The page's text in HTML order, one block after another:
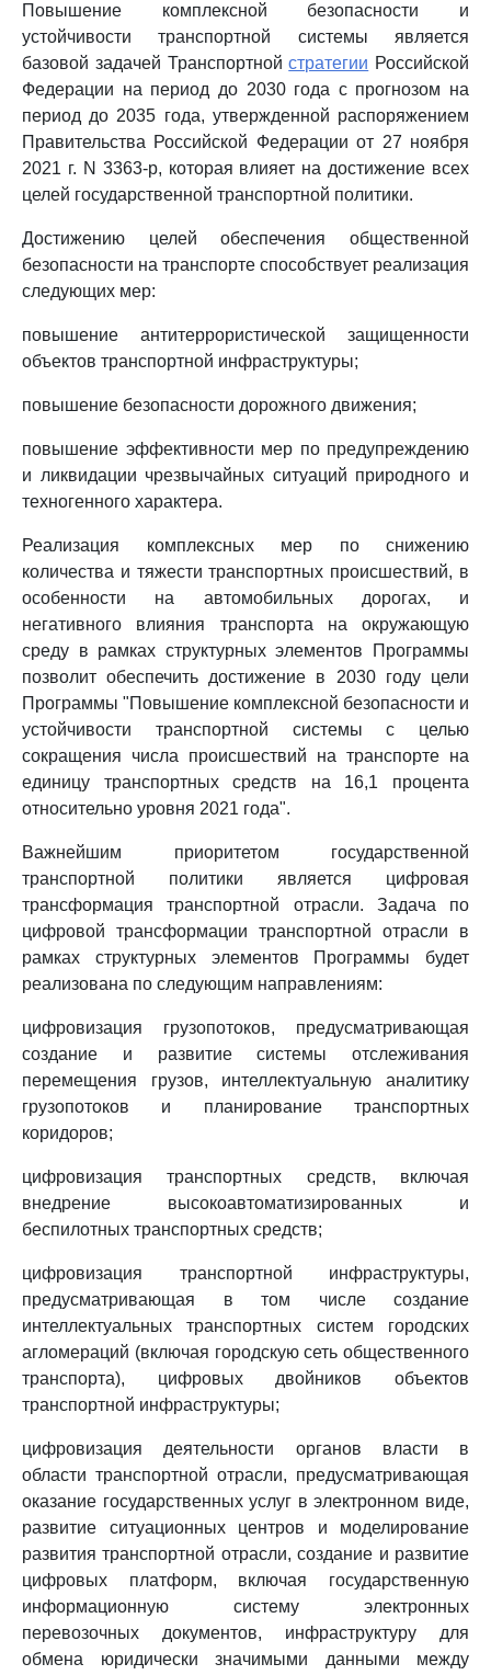
Повышение комплексной безопасности и
устойчивости транспортной системы является
базовой задачей Транспортнойстратегии Российской
Федерации на период до 2030 года с прогнозом на
период до 2035 года, утвержденной распоряжением
Правительства Российской Федерации от 27 ноября
2021 г. N 3363-р, которая влияет на достижение всех
целей государственной транспортной политики.
Достижению целей обеспечения общественной
безопасности на транспорте способствует реализация
следующих мер:
повышение антитеррористической защищенности
объектов транспортной инфраструктуры;
повышение безопасности дорожного движения;
повышение эффективности мер по предупреждению
и ликвидации чрезвычайных ситуаций природного и
техногенного характера.
Реализация комплексных мер по снижению
количества и тяжести транспортных происшествий, в
особенности на автомобильных дорогах, и
негативного влияния транспорта на окружающую
среду в рамках структурных элементов Программы
позволит обеспечить достижение в 2030 году цели
Программы "Повышение комплексной безопасности и
устойчивости транспортной системы с целью
сокращения числа происшествий на транспорте на
единицу транспортных средств на 16,1 процента
относительно уровня 2021 года".
Важнейшим приоритетом государственной
транспортной политики является цифровая
трансформация транспортной отрасли. Задача по
цифровой трансформации транспортной отрасли в
рамках структурных элементов Программы будет
реализована по следующим направлениям:
цифровизация грузопотоков, предусматривающая
создание и развитие системы отслеживания
перемещения грузов, интеллектуальную аналитику
грузопотоков и планирование транспортных
коридоров;
цифровизация транспортных средств, включая
внедрение высокоавтоматизированных и
беспилотных транспортных средств;
цифровизация транспортной инфраструктуры,
предусматривающая в том числе создание
интеллектуальных транспортных систем городских
агломераций (включая городскую сеть общественного
транспорта), цифровых двойников объектов
транспортной инфраструктуры;
цифровизация деятельности органов власти в
области транспортной отрасли, предусматривающая
оказание государственных услуг в электронном виде,
развитие ситуационных центров и моделирование
развития транспортной отрасли, создание и развитие
цифровых платформ, включая государственную
информационную систему электронных
перевозочных документов, инфраструктуру для
обмена юридически значимыми данными между